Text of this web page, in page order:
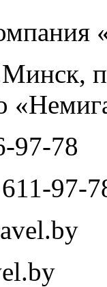
97-78
97-